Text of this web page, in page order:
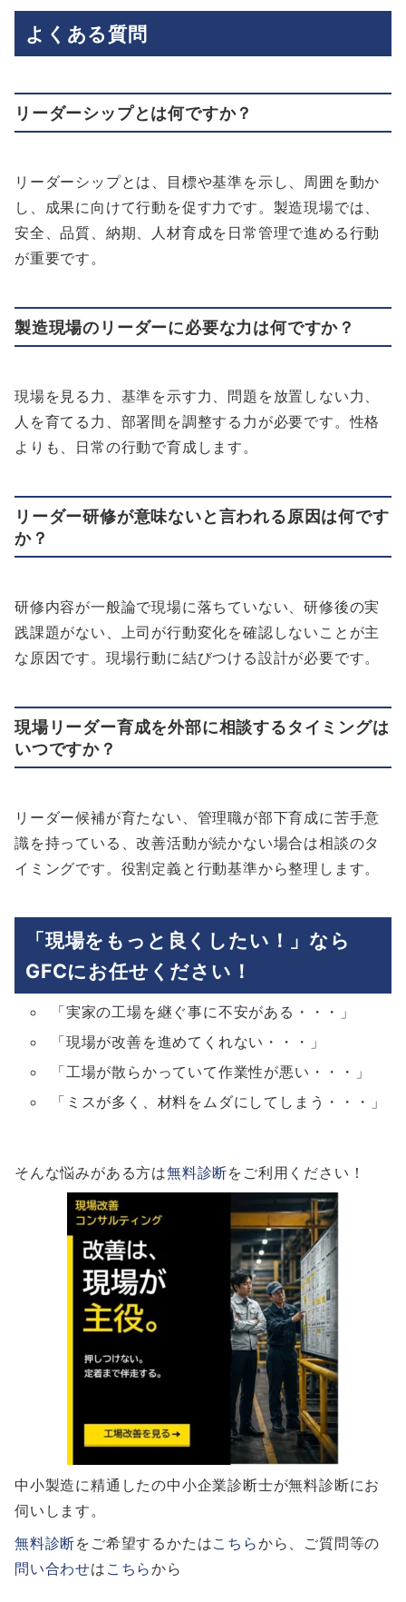
よくある質問
リーダーシップとは何ですか？
リーダーシップとは、目標や基準を示し、周囲を動か
し、成果に向けて行動を促す力です。製造現場では、
安全、品質、納期、人材育成を日常管理で進める行動
が重要です。
製造現場のリーダーに必要な力は何ですか？
現場を見る力、基準を示す力、問題を放置しない力、
人を育てる力、部署間を調整する力が必要です。性格
よりも、日常の行動で育成します。
リーダー研修が意味ないと言われる原因は何です
か？
研修内容が一般論で現場に落ちていない、研修後の実
践課題がない、上司が行動変化を確認しないことが主
な原因です。現場行動に結びつける設計が必要です。
現場リーダー育成を外部に相談するタイミングは
いつですか？
リーダー候補が育たない、管理職が部下育成に苦手意
識を持っている、改善活動が続かない場合は相談のタ
イミングです。役割定義と行動基準から整理します。
「現場をもっと良くしたい！」なら
GFCにお任せください！
「実家の工場を継ぐ事に不安がある・・・」
「現場が改善を進めてくれない・・・」
「工場が散らかっていて作業性が悪い・・・」
「ミスが多く、材料をムダにしてしまう・・・」
そんな悩みがある方は無料診断をご利用ください！
中小製造に精通したの中小企業診断士が無料診断にお
伺いします。
無料診断をご希望するかたはこちらから、ご質問等の
問い合わせは こちらから